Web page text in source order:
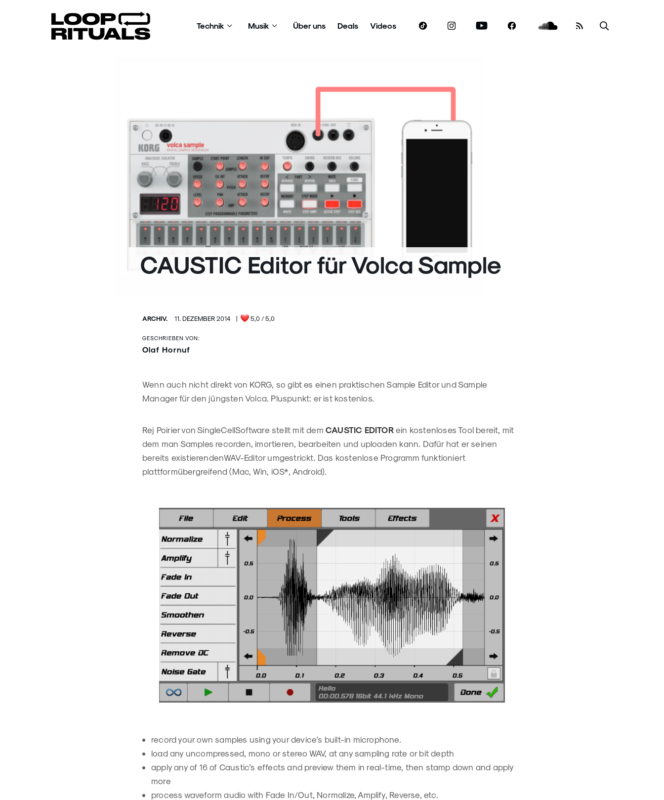
Technik Musik Über uns Deals Videos
CAUSTIC Editor für Volca Sample
ARCHIV. 11. DEZEMBER 2014 | 5,0 / 5,0
GESCHRIEBEN VON:
Olaf Hornuf
Wenn auch nicht direkt von KORG, so gibt es einen praktischen Sample Editor und Sample
Manager für den jüngsten Volca. Pluspunkt: er ist kostenlos.
Rej Poirier von SingleCellSoftware stellt mit dem CAUSTIC EDITORein kostenloses Tool bereit, mit
dem man Samples recorden, imortieren, bearbeiten und uploaden kann. Dafür hat er seinen
bereits existierendenWAV-Editor umgestrickt. Das kostenlose Programm funktioniert
plattformübergreifend (Mac, Win, iOS*, Android).
record your own samples using your device's built-in microphone.
load any uncompressed, mono or stereo WAV, at any sampling rate or bit depth
apply any of 16 of Caustic's effects and preview them in real-time, then stamp down and apply
more
process waveform audio with Fade In/Out, Normalize, Amplify, Reverse, etc.